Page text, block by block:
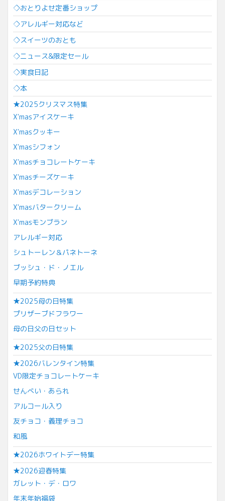
◇おとりよせ定番ショップ
◇アレルギー対応など
◇スイーツのおとも
◇ニュース&限定セール
◇実食日記
◇本
★2025クリスマス特集
X'masアイスケーキ
X'masクッキー
X'masシフォン
X'masチョコレートケーキ
X'masチーズケーキ
X'masデコレーション
X'masバタークリーム
X'masモンブラン
アレルギー対応
シュトーレン＆パネトーネ
ブッシュ・ド・ノエル
早期予約特典
★2025母の日特集
プリザーブドフラワー
母の日父の日セット
★2025父の日特集
★2026バレンタイン特集
VD限定チョコレートケーキ
せんべい・あられ
アルコール入り
友チョコ・義理チョコ
和風
★2026ホワイトデー特集
★2026迎春特集
ガレット・デ・ロワ
年末年始福袋